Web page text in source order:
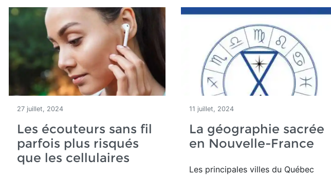
27 juillet, 2024
Les écouteurs sans fil
parfois plus risqués
que les cellulaires
11 juillet, 2024
La géographie sacrée
en Nouvelle-France
Les principales villes du Québec